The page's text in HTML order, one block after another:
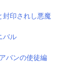
封印されし悪魔
バル
バンの使徒編